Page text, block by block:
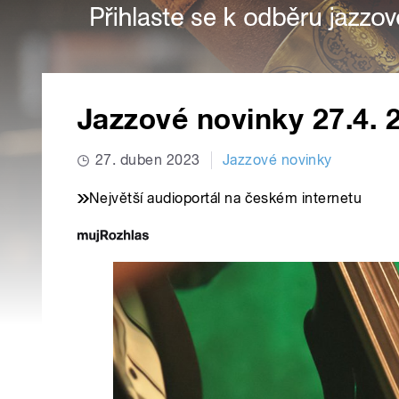
Jazzové novinky 27.4.
27. duben 2023 Jazzové novinky
Největší audioportál na českém internetu